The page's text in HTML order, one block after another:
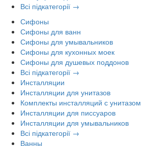
Всі підкатегорії →
Сифоны
Сифоны для ванн
Сифоны для умывальников
Сифоны для кухонных моек
Сифоны для душевых поддонов
Всі підкатегорії →
Инсталляции
Инсталляции для унитазов
Комплекты инсталляций с унитазом
Инсталляции для писсуаров
Инсталляции для умывальников
Всі підкатегорії →
Ванны